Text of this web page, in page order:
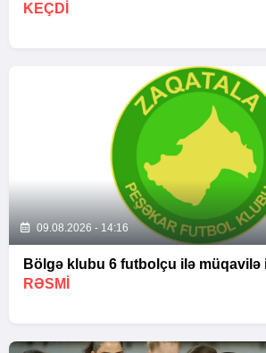
KEÇDİ
09.08.2026 - 14:16
Bölgə klubu 6 futbolçu ilə müqavilə
RƏSMİ